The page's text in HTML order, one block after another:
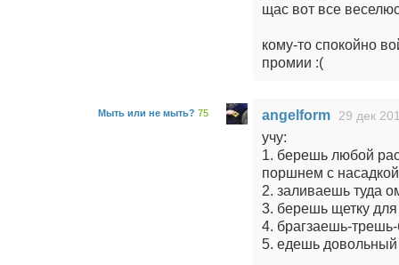
щас вот все
кому-то спокойно
промии :(
Мыть или не мыть? 75 angelform 29 дек
учу:
1. берешь любой
поршнем с насадкой
2. заливаешь туда
3. берешь щетку для
4. брагзаешь-
5. едешь довольный